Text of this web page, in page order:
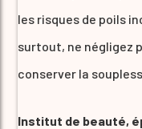
les risques de poils
surtout, ne négligez
conserver la
Institut de beauté,